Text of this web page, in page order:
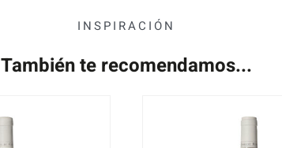
INSPIRACIÓN
También te recomendamos...